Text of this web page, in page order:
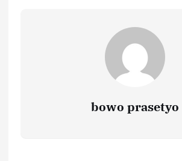
bowo prasetyo